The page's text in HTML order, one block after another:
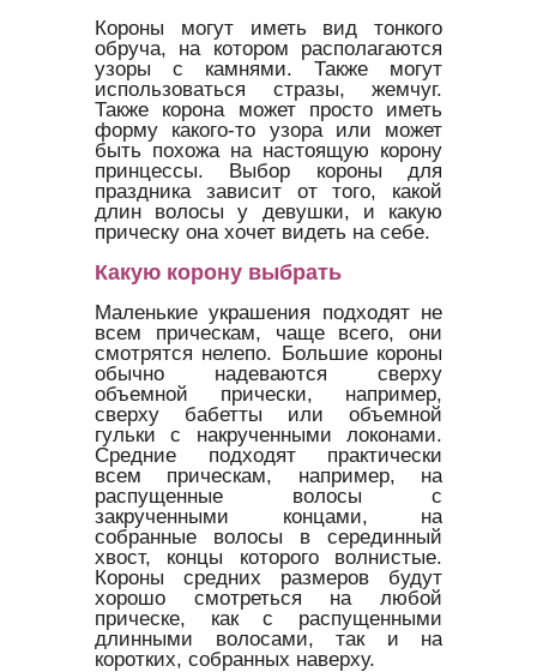
Короны могут иметь вид тонкого
обруча, на котором располагаются
узоры с камнями. Также могут
использоваться стразы, жемчуг.
Также корона может просто иметь
форму какого-то узора или может
быть похожа на настоящую корону
принцессы. Выбор короны для
праздника зависит от того, какой
длин волосы у девушки, и какую
прическу она хочет видеть на себе.
Какую корону выбрать
Маленькие украшения подходят не
всем прическам, чаще всего, они
смотрятся нелепо. Большие короны
обычно надеваются сверху
объемной прически, например,
сверху бабетты или объемной
гульки с накрученными локонами.
Средние подходят практически
всем прическам, например, на
распущенные волосы с
закрученными концами, на
собранные волосы в серединный
хвост, концы которого волнистые.
Короны средних размеров будут
хорошо смотреться на любой
прическе, как с распущенными
длинными волосами, так и на
коротких, собранных наверху.